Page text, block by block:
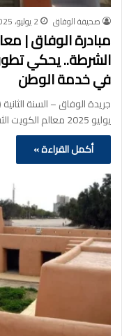
صحيفة الوفاق 2 يوليو، 2025
الشرطة.. يحكي
في خدمة الوطن
يوليو 2025 معالم الكويت الثقافية (13)…
أكمل القراءة »